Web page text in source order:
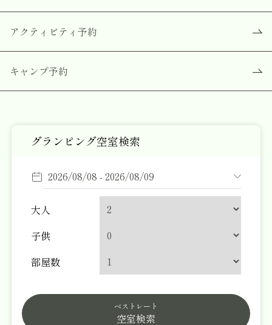
グランピング空室検索
大人
子供
部屋数
ベストレート
空室検索
アクティビティ予約
キャンプ予約
ウェナヴィレッジくじゅう
〒879-4911
大分県玖珠郡九重町田野1685-3
070-3170-9452
wena-village@wellness-supply.co.jp